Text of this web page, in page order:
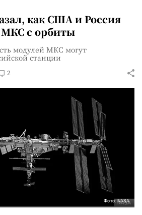
как США и Россия
МКС с орбиты
модулей МКС могут
станции
2
Фото: NASA